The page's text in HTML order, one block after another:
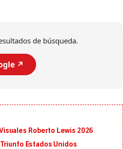
de búsqueda.
↗️
Roberto Lewis 2026
Estados Unidos
recuerdos y escuetas
Silva, oficializó este domingo su
...